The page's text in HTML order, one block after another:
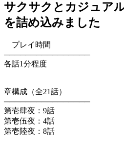
サクサクとカジュア
を詰め込みました
プレイ時間
────────────────
各話1分程度
章構成（全21話）
────────────────
第壱肆夜：9話
第壱伍夜：4話
第壱陸夜：8話